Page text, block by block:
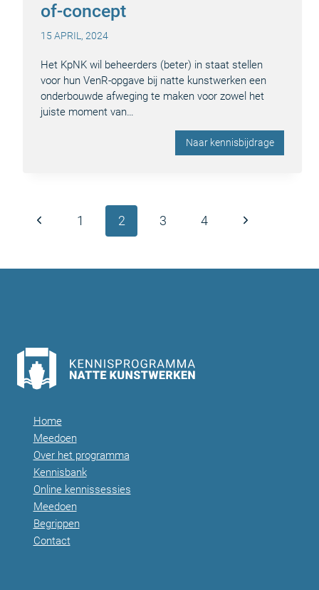
of-concept
15 APRIL, 2024
Het KpNK wil beheerders (beter) in staat stellen
voor hun VenR-opgave bij natte kunstwerken een
onderbouwde afweging te maken voor zowel het
juiste moment van…
Naar kennisbijdrage
Paginanavigatie
Vorige
1 2 3 4
Volgende
Home
Meedoen
Over het programma
Kennisbank
Online kennissessies
Meedoen
Begrippen
Contact